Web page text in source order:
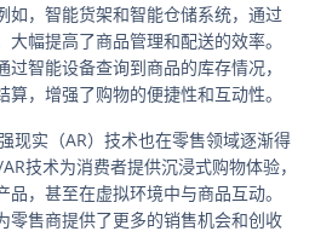
如，智能货架和智能仓储系统，通过
幅提高了商品管理和配送的效率。
智能设备查询到商品的库存情况，
，增强了购物的便捷性和互动性。
现实（AR）技术也在零售领域逐渐得
技术为消费者提供沉浸式购物体验，
，甚至在虚拟环境中与商品互动。
零售商提供了更多的销售机会和创收